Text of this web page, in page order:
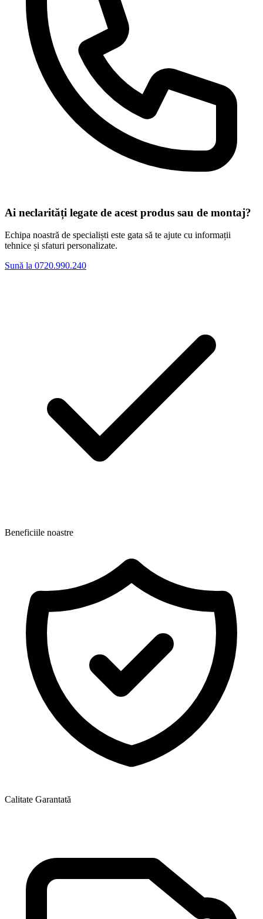
Ai neclarități legate de acest produs sau de montaj?
Echipa noastră de specialiști este gata să te ajute cu informații
tehnice și sfaturi personalizate.
Sună la 0720.990.240
Beneficiile noastre
Calitate Garantată